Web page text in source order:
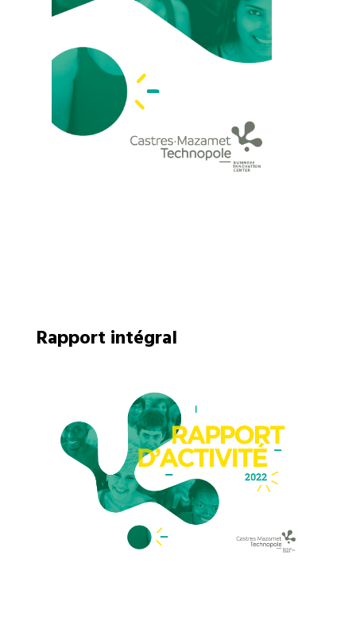
Rapport intégral